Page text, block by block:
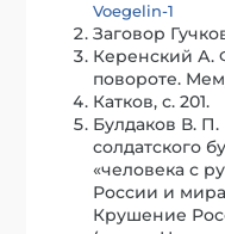
Voegelin-1
Заговор
Керенский А.
повороте.
Катков, с. 201.
Булдаков В.
солдатского
«человека с
России и
Крушение